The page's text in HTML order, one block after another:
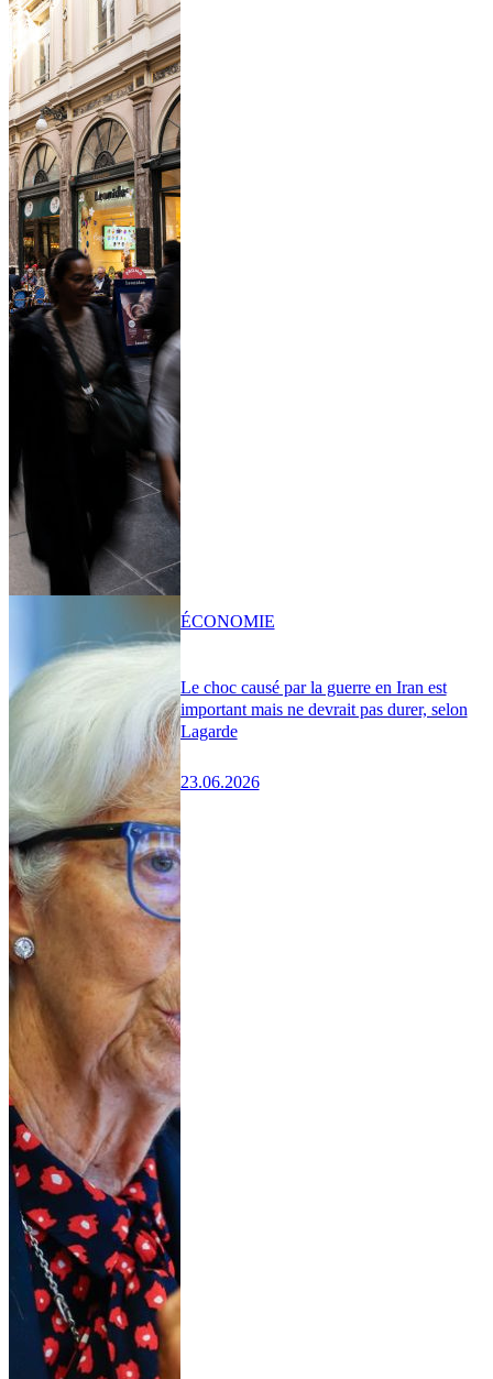
Le choc causé par la guerre en Iran est
important mais ne devrait pas durer, selon
Lagarde
23.06.2026
ÉCONOMIE